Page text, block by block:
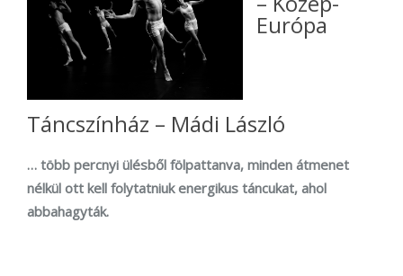
Európa
Táncszínház – Mádi László
… több percnyi ülésből fölpattanva, minden átmenet
nélkül ott kell folytatniuk energikus táncukat, ahol
abbahagyták.